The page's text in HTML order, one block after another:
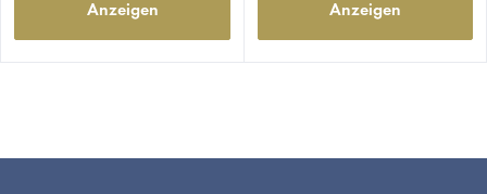
Anzeigen Anzeigen